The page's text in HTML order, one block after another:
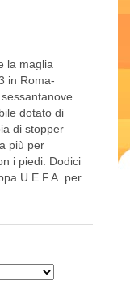
la maglia
in Roma-
dotato di
di stopper
più per
i piedi. Dodici
U.E.F.A. per